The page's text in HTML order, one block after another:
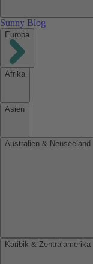
Sunny Blog
Europa
Afrika
Asien
Australien & Neuseeland
Karibik & Zentralamerika